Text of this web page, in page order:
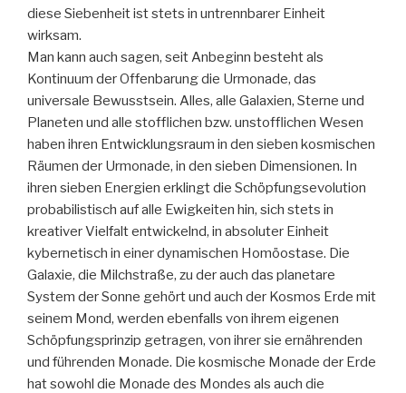
diese Siebenheit ist stets in untrennbarer Einheit
wirksam.
Man kann auch sagen, seit Anbeginn besteht als
Kontinuum der Offenbarung die Urmonade, das
universale Bewusstsein. Alles, alle Galaxien, Sterne und
Planeten und alle stofflichen bzw. unstofflichen Wesen
haben ihren Entwicklungsraum in den sieben kosmischen
Räumen der Urmonade, in den sieben Dimensionen. In
ihren sieben Energien erklingt die Schöpfungsevolution
probabilistisch auf alle Ewigkeiten hin, sich stets in
kreativer Vielfalt entwickelnd, in absoluter Einheit
kybernetisch in einer dynamischen Homöostase. Die
Galaxie, die Milchstraße, zu der auch das planetare
System der Sonne gehört und auch der Kosmos Erde mit
seinem Mond, werden ebenfalls von ihrem eigenen
Schöpfungsprinzip getragen, von ihrer sie ernährenden
und führenden Monade. Die kosmische Monade der Erde
hat sowohl die Monade des Mondes als auch die